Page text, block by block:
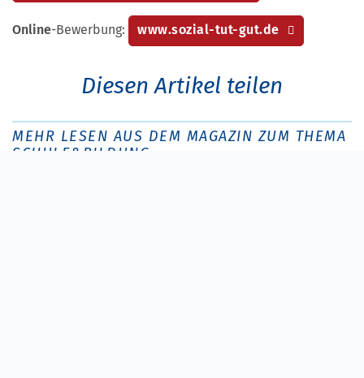
Online-Bewerbung: www.sozial-tut-gut.de
Diesen Artikel teilen
MEHR LESEN AUS DEM MAGAZIN ZUM THEMA
SCHULE&BILDUNG